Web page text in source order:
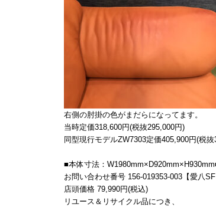
右側の肘掛の色がまだらになってます。
当時定価318,600円(税抜295,000円)
同型現行モデルZW7303定価405,900円(税
■本体寸法：
お問い合わせ番号 156-019353-003【愛八
店頭価格 79,990円(税込)
リユース＆リサイクル品につき、